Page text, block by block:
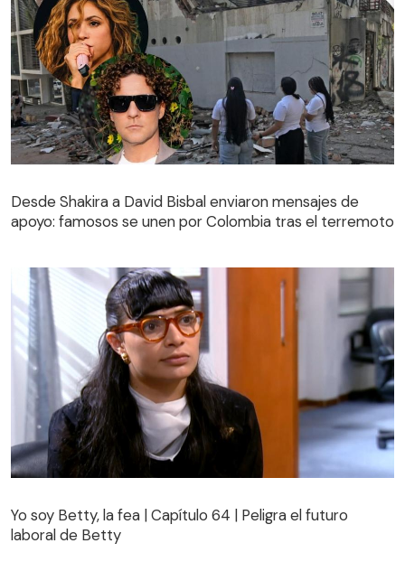
apoyo: famosos se unen por Colombia tras el terremoto
Desde Shakira a David Bisbal enviaron mensajes de
apoyo: famosos se unen por Colombia tras el terremoto
laboral de Betty
Yo soy Betty, la fea | Capítulo 64 | Peligra el futuro
laboral de Betty